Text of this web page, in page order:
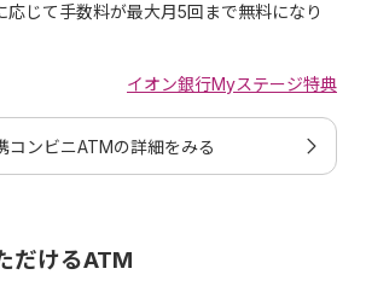
１日のご利用限度額（ICチップ取引、
込み」「WAONの銀行チャージ額」「J-
応じて手数料が最大月5回まで無料になり
イオン銀行Myステージ特典
コンビニATMの詳細をみる
だけるATM